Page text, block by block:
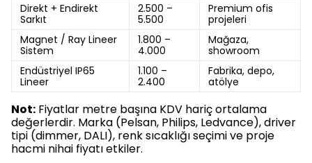
Direkt + Endirekt
Sarkıt
2.500 –
5.500
Premium ofis
projeleri
Magnet / Ray Lineer
Sistem
1.800 –
4.000
Mağaza,
showroom
Endüstriyel IP65
Lineer
1.100 –
2.400
Fabrika, depo,
atölye
Not: Fiyatlar metre başına KDV hariç ortalama
değerlerdir. Marka (Pelsan, Philips, Ledvance), driver
tipi (dimmer, DALI), renk sıcaklığı seçimi ve proje
hacmi nihai fiyatı etkiler.